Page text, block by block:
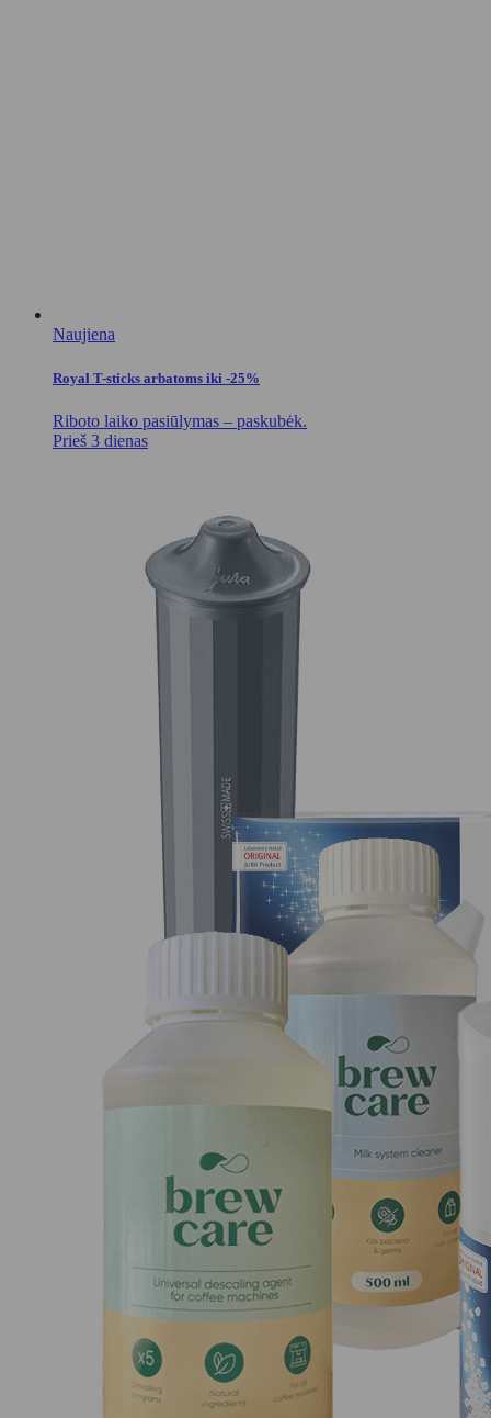
Naujiena
Royal T-sticks arbatoms iki -25%
Riboto laiko pasiūlymas – paskubėk.
Prieš 3 dienas